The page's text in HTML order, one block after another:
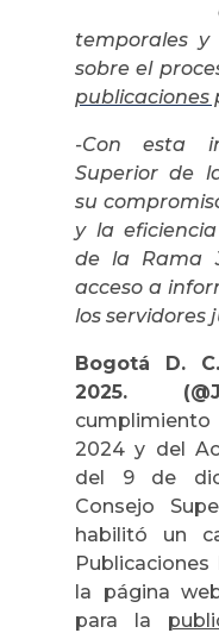
temporales y
sobre el
publicaciones
-Con esta
Superior de
su
y la
de la Rama
acceso a
los servidores
Bogotá D.
2025.
2024 y del
del 9 de
Consejo
habilitó un
Publicaciones
la página
para la